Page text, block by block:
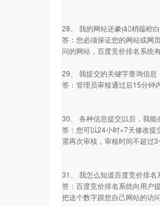
28、 我的网站还豢ǎ梢蕴崆
答：您必须保证您的网站或网
问的网站，百度竞价排名系统
29、 我提交的关键字查询信
答：管理员审核通过后15分钟
30、 各种信息提交以后，我
答：您可以24小时×7天修改提
需再次审核，审核时间不超过
31、 我怎么知道百度竞价排
答：百度竞价排名系统向用户
把这个数字跟您自己网站的访